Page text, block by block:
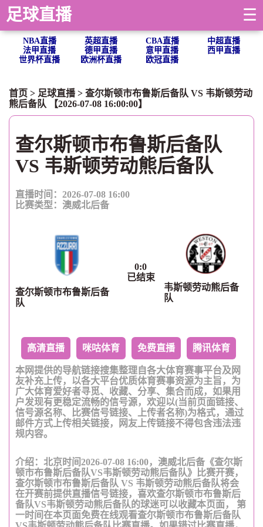
足球直播 ☰
NBA直播 英超直播 CBA直播
中超直播
法甲直播
德甲直播 意甲直播
西甲直播
世界杯直播
欧洲杯直播 欧冠直播
首页 > 足球直播> 查尔斯顿市布鲁斯后备队 VS 韦斯顿劳动
熊后备队 【2026-07-08 16:00:00】
查尔斯顿市布鲁斯后备队
VS 韦斯顿劳动熊后备队
直播时间：2026-07-08 16:00
比赛类型： 澳威北后备
查尔斯顿市布鲁斯后备
队
0:0
已结束
韦斯顿劳动熊后备
队
高清直播 咪咕体育 免费直播 腾讯体育
本网提供的导航链接搜集整理自各大体育赛事平台及网
友补充上传，以各大平台优质体育赛事资源为主旨，为
广大体育爱好者寻觅、收藏、分享、集合而成，如果用
户发现有更稳定流畅的信号源，欢迎以(当前页面链接、
信号源名称、比赛信号链接、上传者名称)为格式，通过
邮件方式上传相关链接，网友上传链接不得包含违法违
规内容。
介绍：北京时间2026-07-08 16:00，澳威北后备《查尔斯
顿市布鲁斯后备队VS韦斯顿劳动熊后备队》比赛开赛，
查尔斯顿市布鲁斯后备队 VS 韦斯顿劳动熊后备队将会
在开赛前提供直播信号链接，喜欢查尔斯顿市布鲁斯后
备队VS韦斯顿劳动熊后备队的球迷可以收藏本页面， 第
一时间在本页面免费在线观看查尔斯顿市布鲁斯后备队